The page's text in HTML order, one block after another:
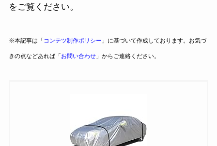
をご覧ください。
※本記事は「 コンテツ制作ポリシー 」に基づいて作成しております。お気づ
きの点などあれば「お問い合わせ」からご連絡ください。